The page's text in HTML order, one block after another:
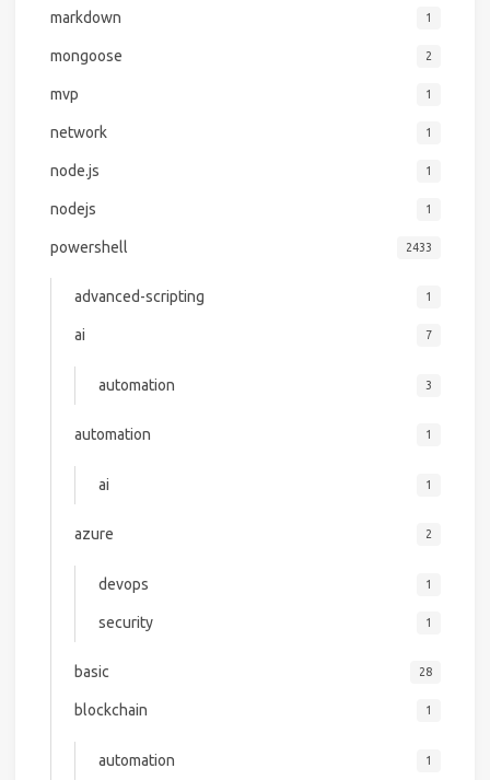
markdown 1
mongoose 2
mvp 1
network 1
node.js 1
nodejs 1
powershell 2433
advanced-scripting 1
ai 7
automation 3
automation 1
ai 1
azure 2
devops 1
security 1
basic 28
blockchain 1
automation 1